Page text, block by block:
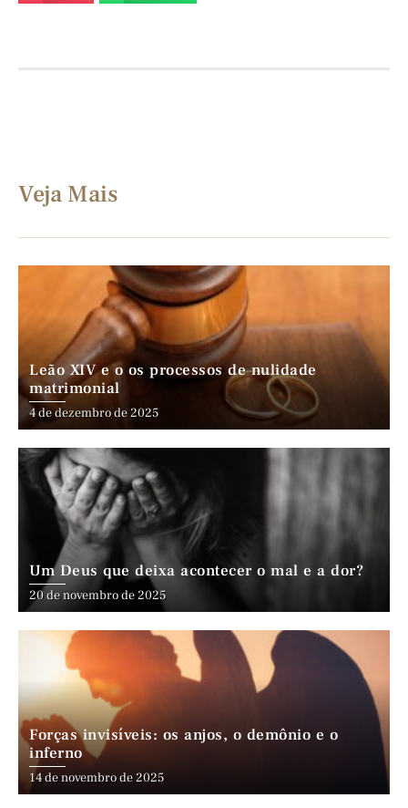
Veja Mais
Leão XIV e o os processos de nulidade
matrimonial
4 de dezembro de 2025
Um Deus que deixa acontecer o mal e a dor?
20 de novembro de 2025
Forças invisíveis: os anjos, o demônio e o
inferno
14 de novembro de 2025